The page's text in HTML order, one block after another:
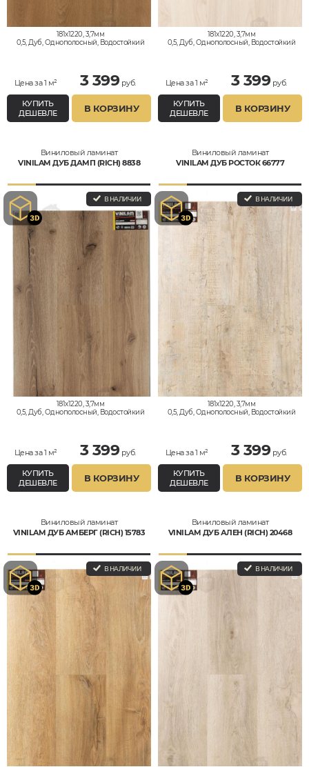
181x1220, 3,7мм
0,5, Дуб, Однополосный, Водостойкий
Цена за 1 м² 3 399руб.
КУПИТЬ
ДЕШЕВЛЕ
В КОРЗИНУ
181x1220, 3,7мм
0,5, Дуб, Однополосный, Водостойкий
Цена за 1 м² 3 399руб.
КУПИТЬ
ДЕШЕВЛЕ
В КОРЗИНУ
Виниловый ламинат
VINILAM ДУБ ДАМП (RICH) 8838
В НАЛИЧИИ
181x1220, 3,7мм
0,5, Дуб, Однополосный, Водостойкий
Цена за 1 м² 3 399руб.
КУПИТЬ
ДЕШЕВЛЕ
В КОРЗИНУ
Виниловый ламинат
VINILAM ДУБ РОСТОК 66777
В НАЛИЧИИ
181x1220, 3,7мм
0,5, Дуб, Однополосный, Водостойкий
Цена за 1 м² 3 399руб.
КУПИТЬ
ДЕШЕВЛЕ
В КОРЗИНУ
Виниловый ламинат
VINILAM ДУБ АМБЕРГ (RICH) 15783
В НАЛИЧИИ
Виниловый ламинат
VINILAM ДУБ АЛЕН (RICH) 20468
В НАЛИЧИИ